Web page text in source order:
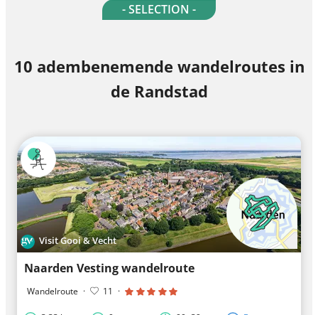
- SELECTION -
10 adembenemende wandelroutes in
de Randstad
Visit Gooi & Vecht
Naarden Vesting wandelroute
Wandelroute · 11 ·